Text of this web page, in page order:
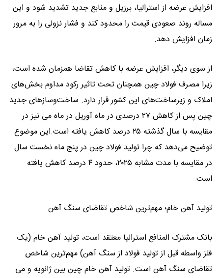
افزایش عرضه از استرالیا، برزیل و منابع جدید تشدید شود و این
مساله روند صعودی قیمت را محدود کند و فشار نزولی را به مرور
زمان افزایش دهد.
از سوی دیگر، افزایش عرضه با کاهش تقاضا همزمان شده است،
زیرا مصرف فولاد چین همچنان تحت تاثیر رکود مداوم بخش‌های
املاک و زیرساخت‌های این کشور قرار دارد. ساخت‌وسازهای جدید
چین پس از کاهش ۲۷ درصدی در ماه آوریل در ماه می نیز در
مقایسه با سال گذشته ۲۵ درصد کاهش یافته است.این موضوع
توضیح می‌دهد که چرا تولید فولاد چین در پنج ماه نخست سال
در مقایسه با مدت مشابه ۲۰۲۵، حدود ۴ درصد کاهش یافته
است.
تولید آهن خام؛ مهم‌ترین شاخص تقاضای سنگ آهن
بانک مشترک المنافع استرالیا معتقد است، تولید آهن خام (یک
فلز واسطه قبل از تولید فولاد از سنگ آهن) مهم‌ترین شاخص
تقاضای سنگ آهن است. تولید آهن خام چین بین ژانویه و می